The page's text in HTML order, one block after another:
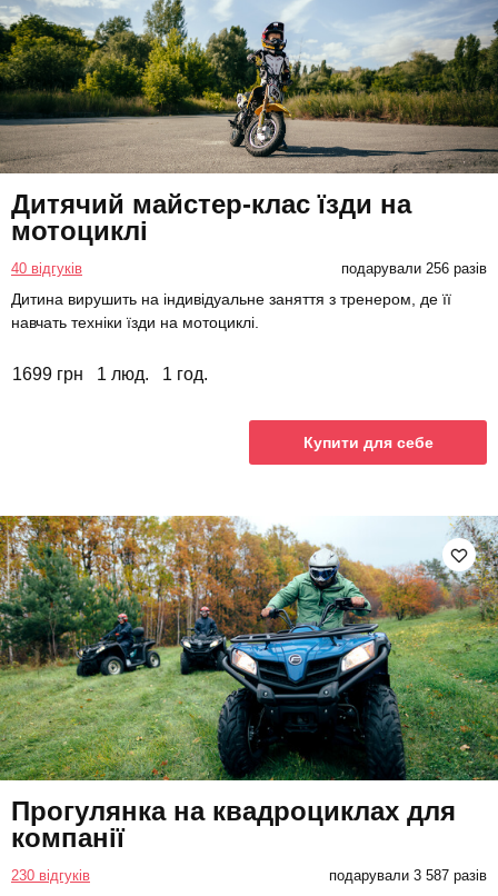
Дитячий майстер-клас їзди на
мотоциклі
40 відгуків подарували 256 разів
Дитина вирушить на індивідуальне заняття з тренером, де її
навчать техніки їзди на мотоциклі.
1699 грн 1 люд. 1 год.
Купити для себе
Прогулянка на квадроциклах для
компанії
230 відгуків подарували 3 587 разів